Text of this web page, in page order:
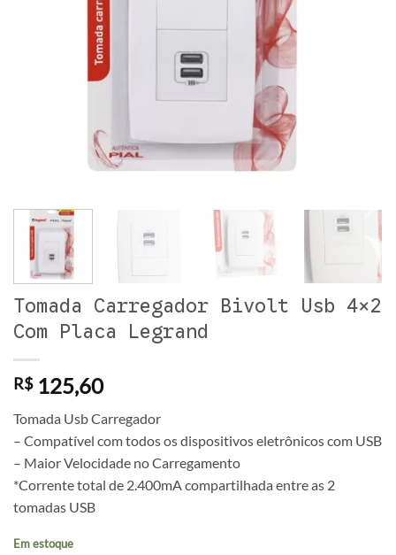
Tomada Carregador Bivolt Usb 4×2
Com Placa Legrand
R$125,60
Tomada Usb Carregador
– Compatível com todos os dispositivos eletrônicos com USB
– Maior Velocidade no Carregamento
*Corrente total de 2.400mA compartilhada entre as 2
tomadas USB
Em estoque